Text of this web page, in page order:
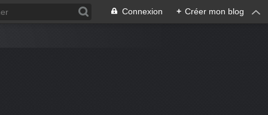
Connexion + Créer mon blog